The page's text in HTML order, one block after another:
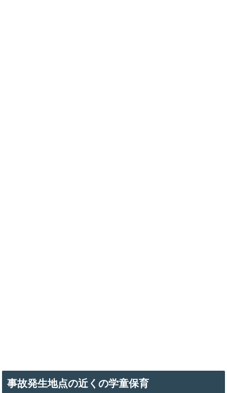
事故発生地点の近くの学童保育